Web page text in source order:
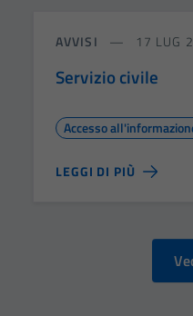
AVVISI 17 LUG
Servizio civile
Accesso
LEGGI DI PIÙ